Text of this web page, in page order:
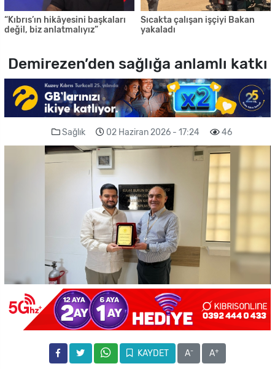
“Kıbrıs’ın hikâyesini başkaları
değil, biz anlatmalıyız”
Sıcakta çalışan işçiyi Bakan
yakaladı
Demirezen’den sağlığa anlamlı katkı
Sağlık 02 Haziran 2026 - 17:24 46
KAYDET A- A+